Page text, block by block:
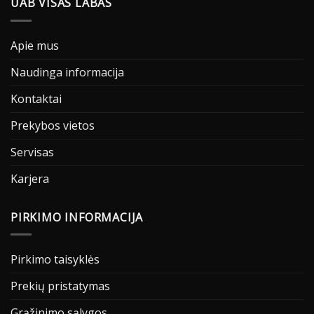
Apie mus
Naudinga informacija
Kontaktai
Prekybos vietos
Servisas
Karjera
PIRKIMO INFORMACIJA
Pirkimo taisyklės
Prekių pristatymas